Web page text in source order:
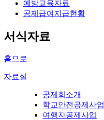
예방교육자료
공제급여지급현황
서식자료
홈으로
자료실
공제회소개
학교안전공제사업
여행자공제사업